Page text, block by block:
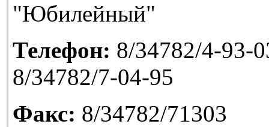
"Юбилейный"
Телефон: 8/34782/4-93-
8/34782/7-04-95
Факс: 8/34782/71303